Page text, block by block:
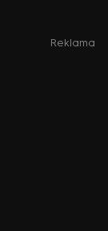
Reklama